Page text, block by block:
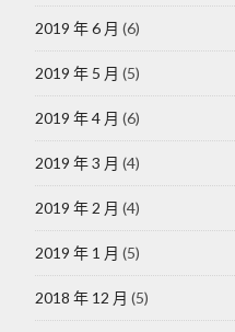
2019 年 6 月 (6)
2019 年 5 月 (5)
2019 年 4 月 (6)
2019 年 3 月 (4)
2019 年 2 月 (4)
2019 年 1 月 (5)
2018 年 12 月 (5)